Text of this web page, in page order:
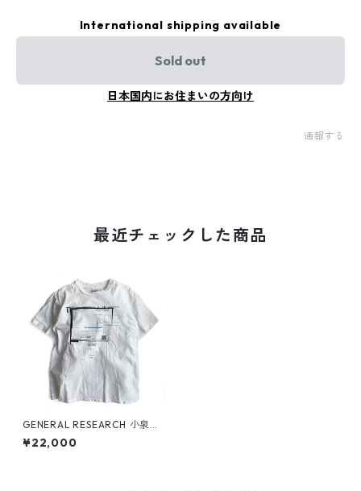
International shipping available
Sold out
日本国内にお住まいの方向け
通報する
最近チェックした商品
GENERAL RESEARCH 小泉今
日子とか T Shirt
¥22,000